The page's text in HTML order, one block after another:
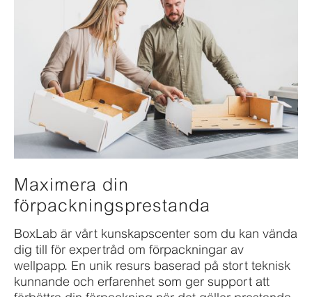
Maximera din
förpackningsprestanda
BoxLab är vårt kunskapscenter som du kan vända
dig till för expertråd om förpackningar av
wellpapp. En unik resurs baserad på stort teknisk
kunnande och erfarenhet som ger support att